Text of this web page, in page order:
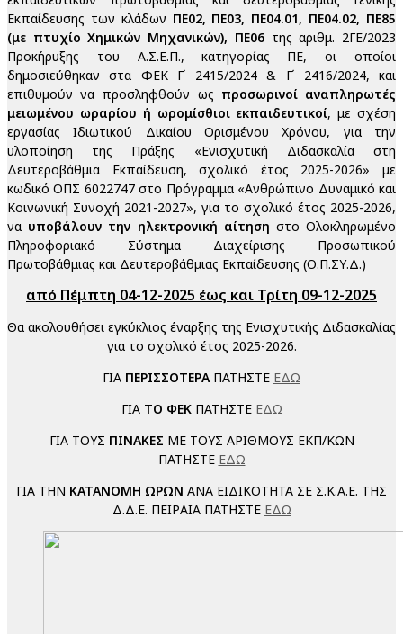
Εκπαίδευσης των κλάδων ΠΕ02, ΠΕ03, ΠΕ04.01, ΠΕ04.02, ΠΕ85
(με πτυχίο Χημικών Μηχανικών), ΠΕ06της αριθμ. 2ΓΕ/2023
Προκήρυξης του Α.Σ.Ε.Π., κατηγορίας ΠΕ, οι οποίοι
δημοσιεύθηκαν στα ΦΕΚ Γ΄ 2415/2024 & Γ΄ 2416/2024, και
επιθυμούν να προσληφθούν ως προσωρινοί αναπληρωτές
μειωμένου ωραρίου ή ωρομίσθιοι εκπαιδευτικοί, με σχέση
εργασίας Ιδιωτικού Δικαίου Ορισμένου Χρόνου, για την
υλοποίηση της Πράξης «Ενισχυτική Διδασκαλία στη
Δευτεροβάθμια Εκπαίδευση, σχολικό έτος 2025-2026» με
κωδικό ΟΠΣ 6022747 στο Πρόγραμμα «Ανθρώπινο Δυναμικό και
Κοινωνική Συνοχή 2021-2027», για το σχολικό έτος 2025-2026,
να υποβάλουν την ηλεκτρονική αίτηση στο Ολοκληρωμένο
Πληροφοριακό Σύστημα Διαχείρισης Προσωπικού
Πρωτοβάθμιας και Δευτεροβάθμιας Εκπαίδευσης (Ο.Π.ΣΥ.Δ.)
από Πέμπτη 04-12-2025 έως και Τρίτη 09-12-2025
Θα ακολουθήσει εγκύκλιος έναρξης της Ενισχυτικής Διδασκαλίας
για το σχολικό έτος 2025-2026.
ΓΙΑ ΠΕΡΙΣΣΟΤΕΡΑ ΠΑΤΗΣΤΕ ΕΔΩ
ΓΙΑ TO ΦΕΚ ΠΑΤΗΣΤΕ ΕΔΩ
ΓΙΑ ΤΟΥΣ ΠΙΝΑΚΕΣ ΜΕ ΤΟΥΣ ΑΡΙΘΜΟΥΣ ΕΚΠ/ΚΩΝ
ΠΑΤΗΣΤΕ ΕΔΩ
ΓΙΑ ΤΗΝ ΚΑΤΑΝΟΜΗ ΩΡΩΝ ΑΝΑ ΕΙΔΙΚΟΤΗΤΑ ΣΕ Σ.Κ.Α.Ε. ΤΗΣ
Δ.Δ.Ε. ΠΕΙΡΑΙΑ ΠΑΤΗΣΤΕ ΕΔΩ